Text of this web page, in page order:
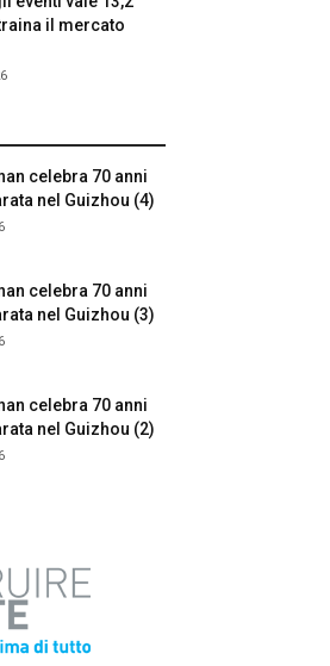
il mercato
celebra 70 anni
nel Guizhou (4)
celebra 70 anni
nel Guizhou (3)
celebra 70 anni
nel Guizhou (2)